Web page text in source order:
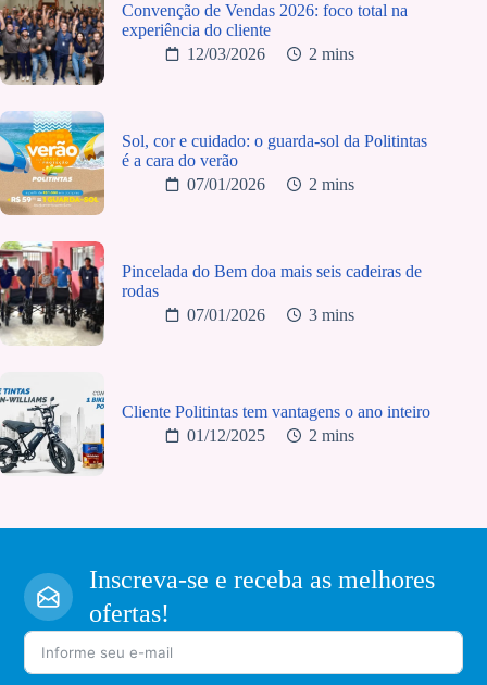
Convenção de Vendas 2026: foco total na
experiência do cliente
12/03/2026
2 mins
Sol, cor e cuidado: o guarda-sol da Politintas
é a cara do verão
07/01/2026
2 mins
Pincelada do Bem doa mais seis cadeiras de
rodas
07/01/2026
3 mins
Cliente Politintas tem vantagens o ano inteiro
01/12/2025
2 mins
Inscreva-se e receba as melhores
ofertas!